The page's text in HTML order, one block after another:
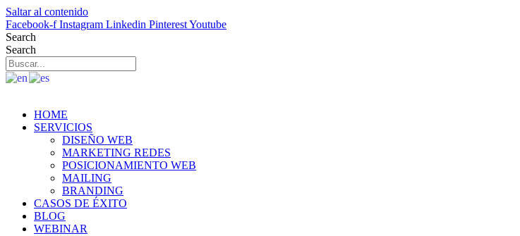
Saltar al contenido
Facebook-f Instagram Linkedin PinterestYoutube
Search
Search
HOME
SERVICIOS
DISEÑO WEB
MARKETING REDES
POSICIONAMIENTO WEB
MAILING
BRANDING
CASOS DE ÉXITO
BLOG
WEBINAR